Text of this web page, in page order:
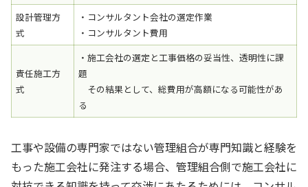
設計管理方
式
・コンサルタント会社の選定作業
・コンサルタント費用
責任施工方
式
・施工会社の選定と工事価格の妥当性、透明性に課
題
その結果として、総費用が高額になる可能性があ
る
工事や設備の専門家ではない管理組合が専門知識と経験を
もった施工会社に発注する場合、管理組合側で施工会社に